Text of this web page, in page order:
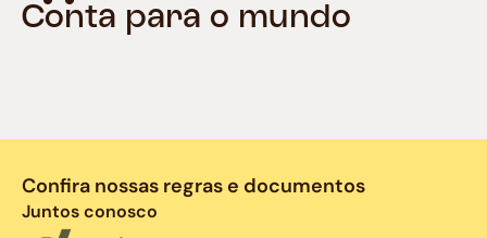
Conta para o mundo
Confira nossas regras e documentos
Juntos conosco